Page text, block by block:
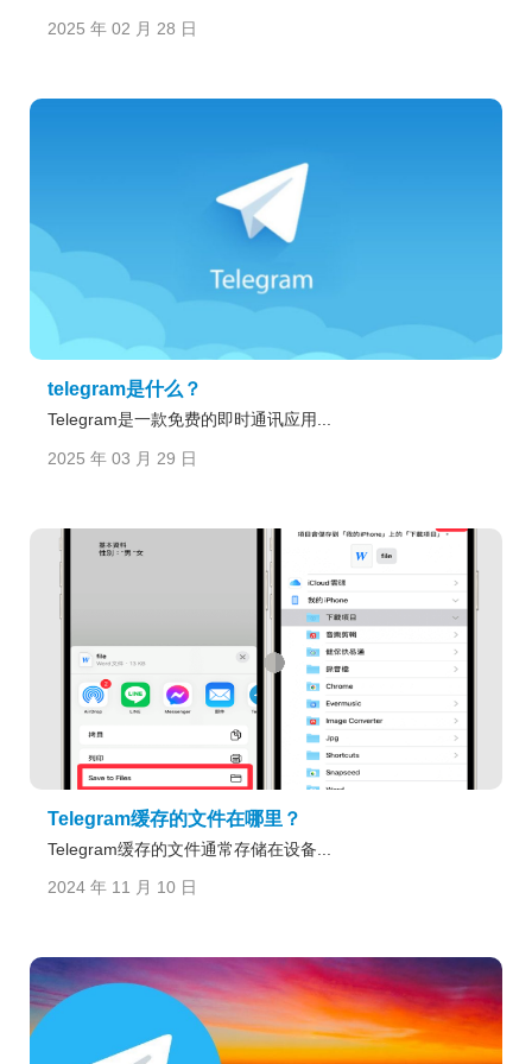
2025 年 02 月 28 日
telegram是什么？
Telegram是一款免费的即时通讯应用...
2025 年 03 月 29 日
Telegram缓存的文件在哪里？
Telegram缓存的文件通常存储在设备...
2024 年 11 月 10 日